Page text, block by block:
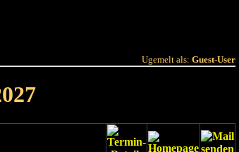
Ugemelt als: Guest-User